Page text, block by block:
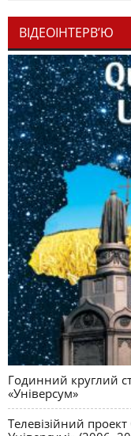
ВІДЕОІНТЕРВ’Ю
Годинний круглий
«Універсум»
Телевізійний